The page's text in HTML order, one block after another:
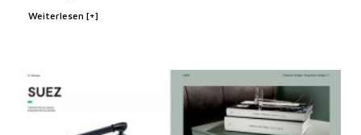
Weiterlesen [+]